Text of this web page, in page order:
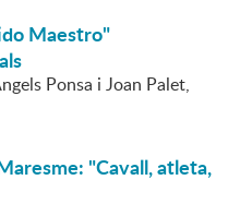
Maestro"
Ponsa i Joan Palet,
"Cavall, atleta,